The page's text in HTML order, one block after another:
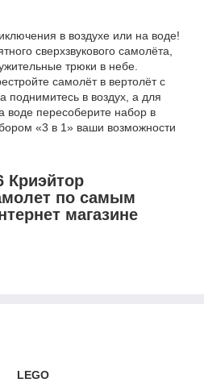
в воздухе или на воде!
сверхзвукового самолёта,
трюки в небе.
самолёт в вертолёт с
поднимитесь в воздух, а для
воде пересоберите набор в
«3 в 1» ваши возможности
Криэйтор
по самым
магазине
LEGO